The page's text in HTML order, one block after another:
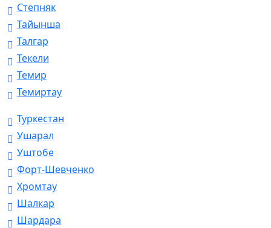
Степняк
Тайынша
Талгар
Текели
Темир
Темиртау
Туркестан
Ушарал
Уштобе
Форт-Шевченко
Хромтау
Шалкар
Шардара